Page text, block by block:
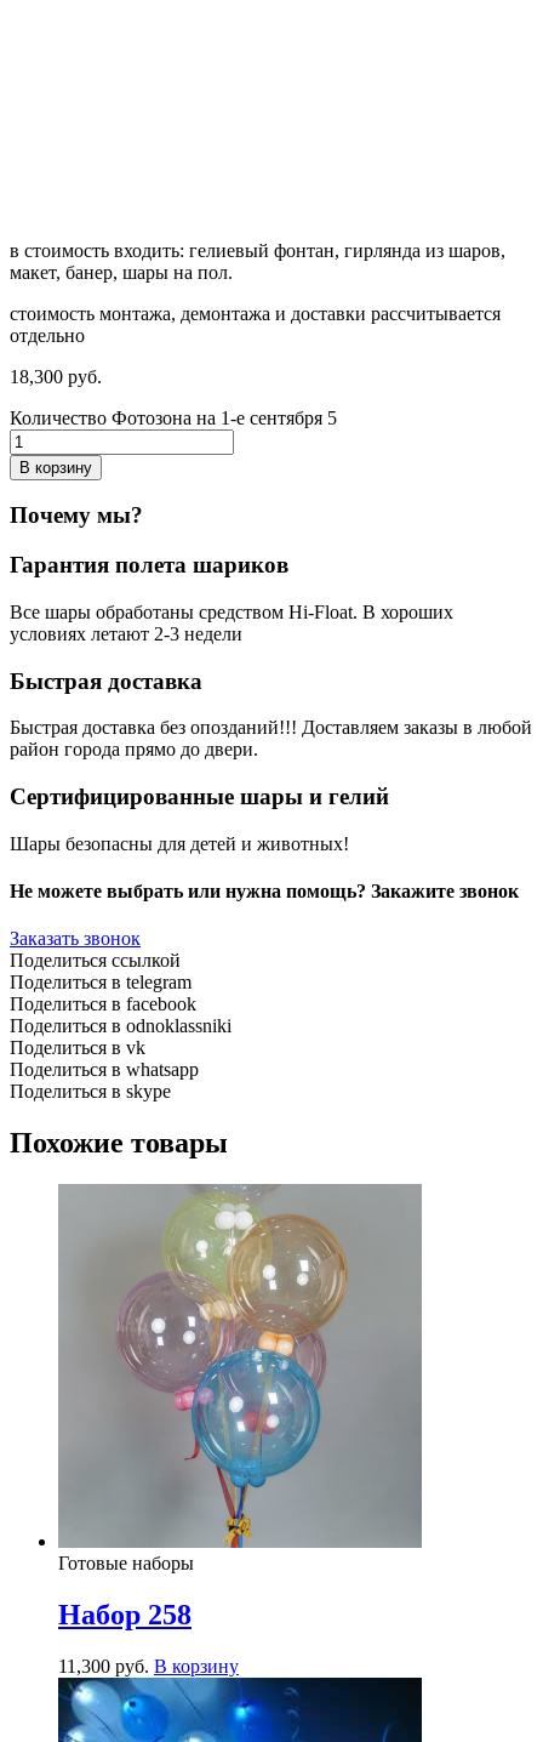
в стоимость входить: гелиевый фонтан, гирлянда из шаров,
макет, банер, шары на пол.
стоимость монтажа, демонтажа и доставки рассчитывается
отдельно
18,300 руб.
Количество Фотозона на 1-е сентября 5
В корзину
Почему мы?
Гарантия полета шариков
Все шары обработаны средством Hi-Float. В хороших
условиях летают 2-3 недели
Быстрая доставка
Быстрая доставка без опозданий!!! Доставляем заказы в любой
район города прямо до двери.
Сертифицированные шары и гелий
Шары безопасны для детей и животных!
Не можете выбрать или нужна помощь? Закажите звонок
Заказать звонок
Поделиться ссылкой
Поделиться в telegram
Поделиться в facebook
Поделиться в odnoklassniki
Поделиться в vk
Поделиться в whatsapp
Поделиться в skype
Похожие товары
Готовые наборы
Набор 258
11,300 руб. В корзину